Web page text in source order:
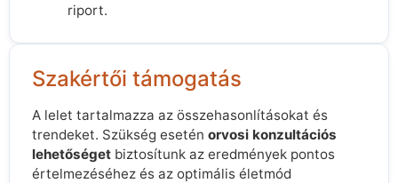
riport.
Szakértői támogatás
A lelet tartalmazza az összehasonlításokat és
trendeket. Szükség esetén orvosi konzultációs
lehetőséget biztosítunk az eredmények pontos
értelmezéséhez és az optimális életmód